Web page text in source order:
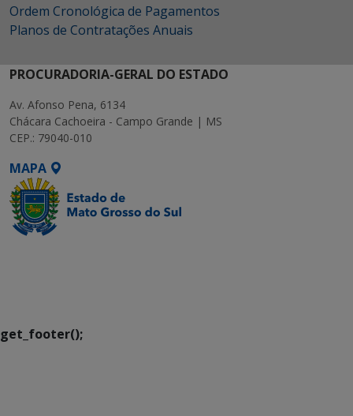
Ordem Cronológica de Pagamentos
Planos de Contratações Anuais
PROCURADORIA-GERAL DO ESTADO
Av. Afonso Pena, 6134
Chácara Cachoeira - Campo Grande | MS
CEP.: 79040-010
MAPA
get_footer();